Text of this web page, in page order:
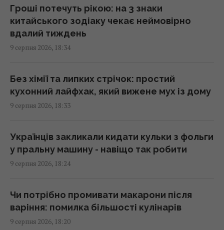
віком у тисячі років: чому він не псується
17:34 неділя, 09 серпня 2026
Україна з прохача допомоги
США, - The Atlantic
17:31 неділя, 09 серпня 2026
бутерброд: експерти дали несподівану
відповідь
17:29 неділя, 09 серпня 2026
У 1946 році люди послали сигнал на Місяць:
відповідь прийшла через 2,5 секунди
17:28 неділя, 09 серпня 2026
Гроші потечуть рікою: на 3 знаки
китайського зодіаку чекає неймовірно
вдалий тиждень
9 серпня 2026, 18:34
Без хімії та липких стрічок: простий
кухонний лайфхак, який вижене мух із дому
9 серпня 2026, 18:33
Українців закликали кидати кульки з фольги
у пральну машину - навіщо так робити
9 серпня 2026, 18:24
Чи потрібно промивати макарони після
варіння: помилка більшості кулінарів
9 серпня 2026, 18:20